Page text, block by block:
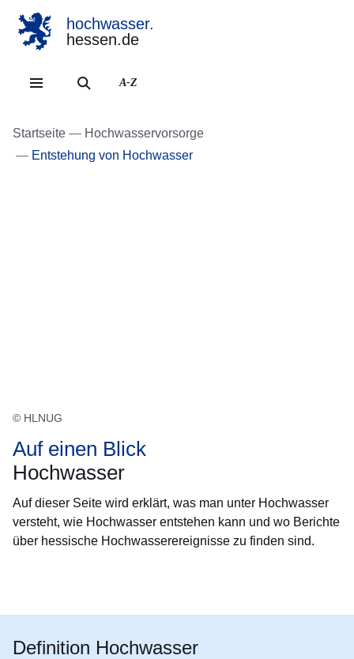
hochwasser.
hessen.de
A-Z
Startseite
Hochwasservorsorge
Entstehung von Hochwasser
© HLNUG
Auf einen Blick
Hochwasser
Auf dieser Seite wird erklärt, was man unter Hochwasser
versteht, wie Hochwasser entstehen kann und wo Berichte
über hessische Hochwasserereignisse zu finden sind.
Definition Hochwasser